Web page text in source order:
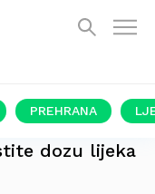
PREHRANA
dozu lijeka